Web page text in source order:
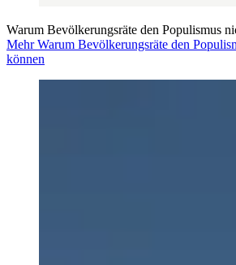
Warum Bevölkerungsräte den Populismus
Mehr Warum Bevölkerungsräte den
können